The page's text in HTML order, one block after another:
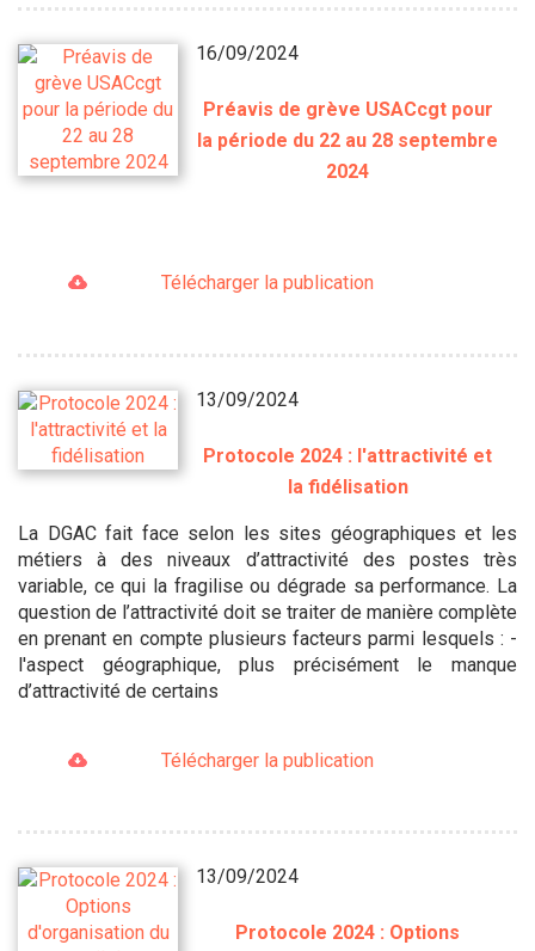
16/09/2024
Préavis de grève USACcgt pour
la période du 22 au 28 septembre
2024
Télécharger la publication
13/09/2024
Protocole 2024 : l'attractivité et
la fidélisation
La DGAC fait face selon les sites géographiques et les
métiers à des niveaux d’attractivité des postes très
variable, ce qui la fragilise ou dégrade sa performance. La
question de l’attractivité doit se traiter de manière complète
en prenant en compte plusieurs facteurs parmi lesquels : -
l'aspect géographique, plus précisément le manque
d’attractivité de certains
Télécharger la publication
13/09/2024
Protocole 2024 : Options